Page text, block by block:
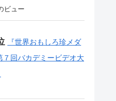
ビュー
『世界おもしろ珍メダ
７回バカデミービデオ大